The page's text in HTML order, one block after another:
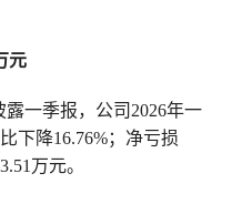
元
露一季报，公司2026年一
下降16.76%；净亏损
万元。